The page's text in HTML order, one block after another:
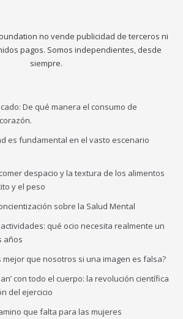
no vende publicidad de terceros ni
pagos. Somos independientes, desde
siempre.
De qué manera el consumo de
es fundamental en el vasto escenario
despacio y la textura de los alimentos
y el peso
sobre la Salud Mental
qué ocio necesita realmente un
años
mejor que nosotros si una imagen es falsa?
con todo el cuerpo: la revolución científica
del ejercicio
que falta para las mujeres